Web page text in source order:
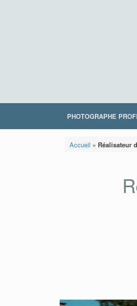
PHOTOGRAPHE
Accueil » Réalisateur